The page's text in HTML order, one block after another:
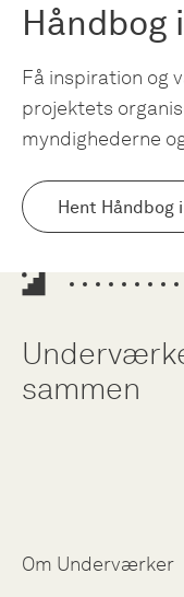
Håndbog
Få inspiration og
projektets
myndighederne
Hent Håndbog
sammen
Om Underværker